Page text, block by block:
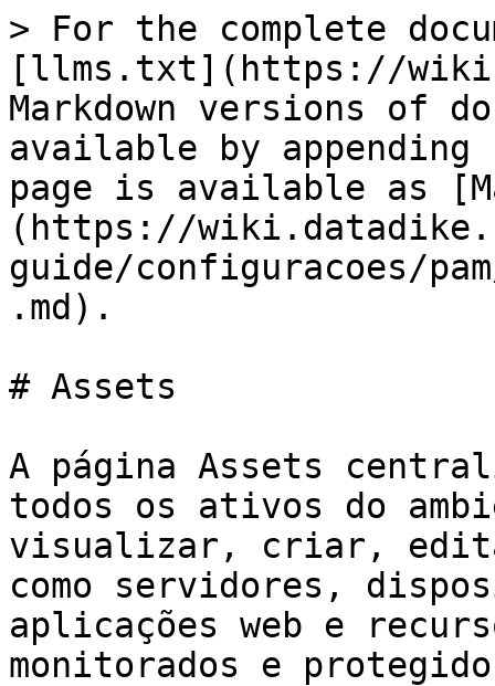
> For the complete
[llms.txt](https://
Markdown versions of
available by
page is available as
(https://
guide/configuracoes/
.md).
# Assets
A página Assets
todos os ativos do
visualizar, criar,
como servidores,
aplicações web e
monitorados e